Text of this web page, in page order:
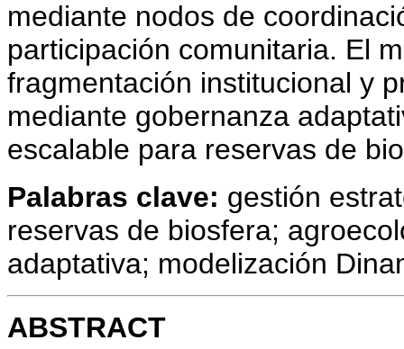
mediante nodos de
participación comunitaria. El
fragmentación institucional y
mediante gobernanza
escalable para reservas de
Palabras clave: gestión
reservas de biosfera;
adaptativa; modelización
ABSTRACT